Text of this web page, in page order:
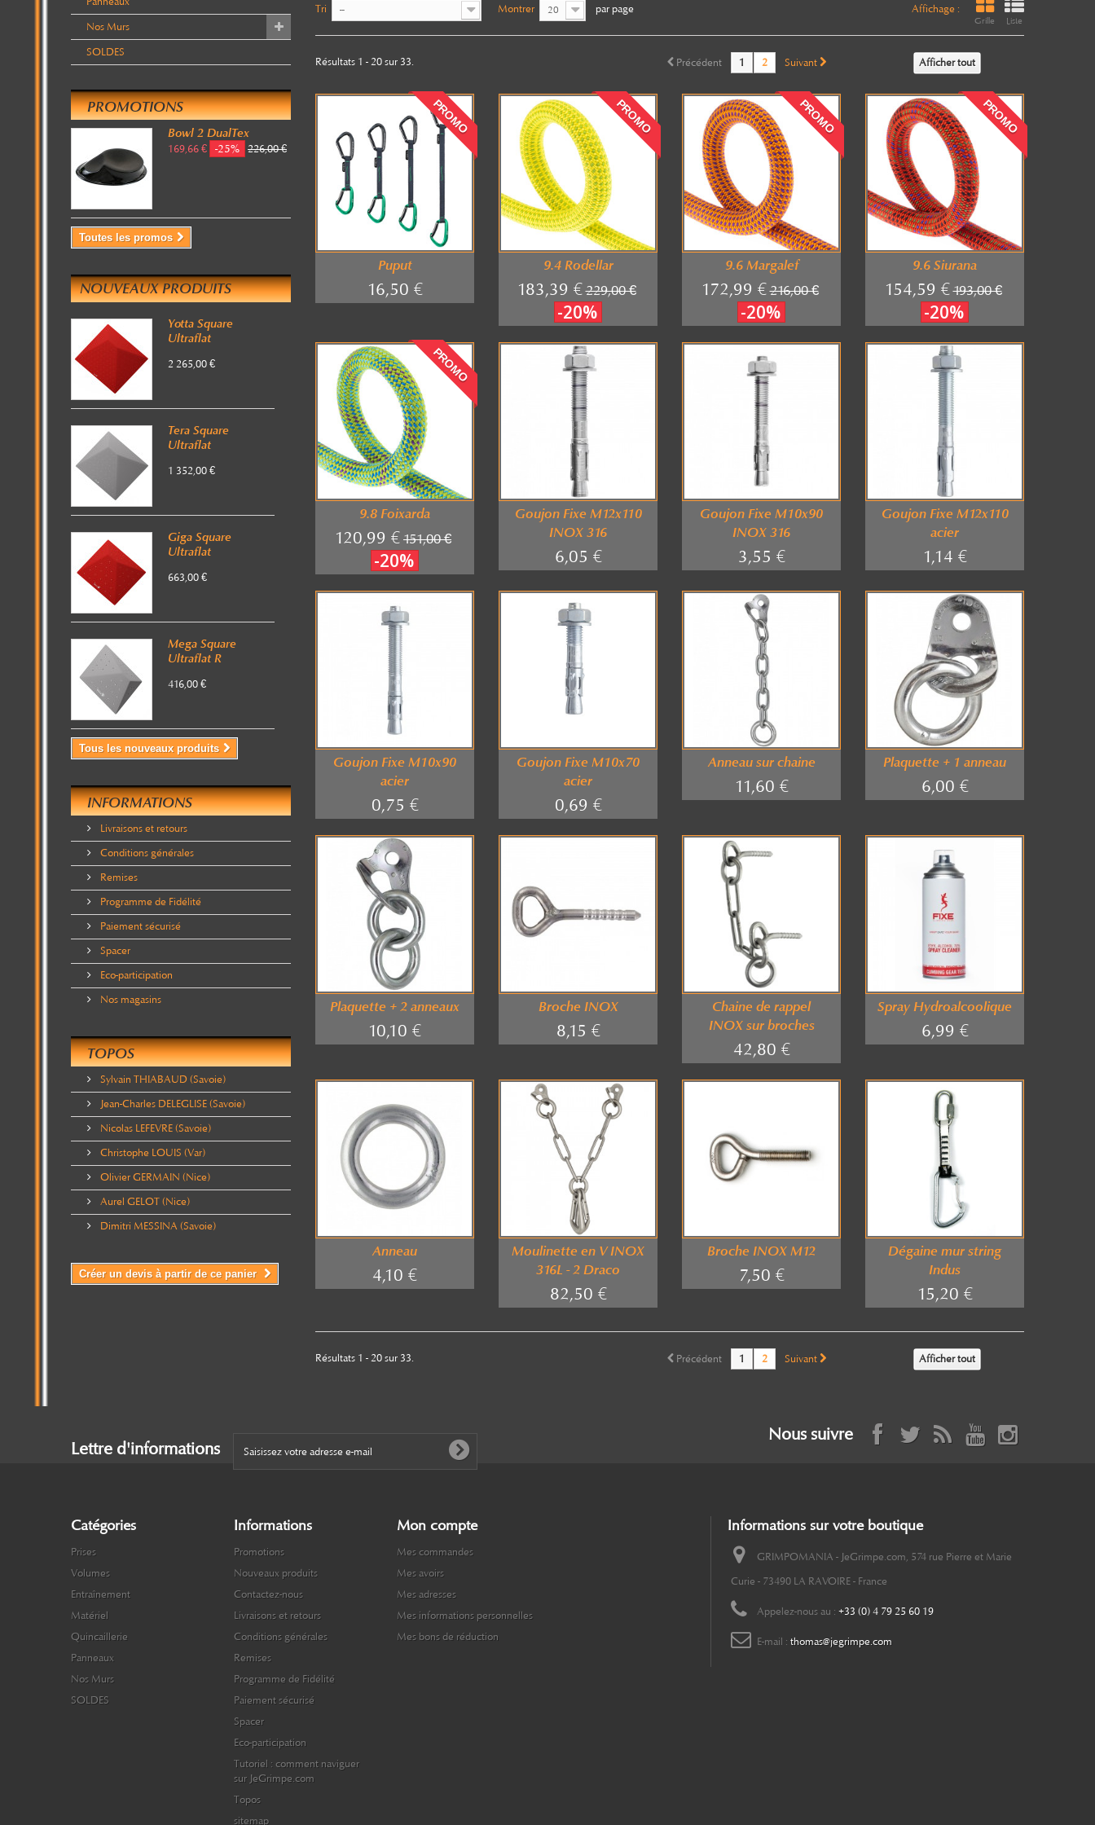
Nos Murs
SOLDES
PROMOTIONS
Bowl 2 DualTex
169,66 € -25% 226,00 €
Toutes les promos
NOUVEAUX PRODUITS
Yotta Square
Ultraflat
2 265,00 €
Tera Square
Ultraflat
1 352,00 €
Giga Square
Ultraflat
663,00 €
Mega Square
Ultraflat R
416,00 €
Tous les nouveaux produits
INFORMATIONS
Livraisons et retours
Conditions générales
Remises
Programme de Fidélité
Paiement sécurisé
Spacer
Eco-participation
Nos magasins
TOPOS
Sylvain THIABAUD (Savoie)
Jean-Charles DELEGLISE (Savoie)
Nicolas LEFEVRE (Savoie)
Christophe LOUIS (Var)
Olivier GERMAIN (Nice)
Aurel GELOT (Nice)
Dimitri MESSINA (Savoie)
Créer un devis à partir de ce panier
Affichage :
Grille Liste
Tri -- Montrer 20 par page
Afficher tout
Précédent 1 2 Suivant
Résultats 1 - 20 sur 33.
PROMO
Puput
16,50 €
PROMO
9.4 Rodellar
183,39 €229,00 €
-20%
PROMO
9.6 Margalef
172,99 €216,00 €
-20%
PROMO
9.6 Siurana
154,59 €193,00 €
-20%
PROMO
9.8 Foixarda
120,99 €151,00 €
-20%
Goujon Fixe M12x110
INOX 316
6,05 €
Goujon Fixe M10x90
INOX 316
3,55 €
Goujon Fixe M12x110
acier
1,14 €
Goujon Fixe M10x90
acier
0,75 €
Goujon Fixe M10x70
acier
0,69 €
Anneau sur chaine
11,60 €
Plaquette + 1 anneau
6,00 €
Plaquette + 2 anneaux
10,10 €
Broche INOX
8,15 €
Chaine de rappel
INOX sur broches
42,80 €
Spray Hydroalcoolique
6,99 €
Anneau
4,10 €
Moulinette en V INOX
316L - 2 Draco
82,50 €
Broche INOX M12
7,50 €
Dégaine mur string
Indus
15,20 €
Afficher tout
Précédent 1 2 Suivant
Résultats 1 - 20 sur 33.
Lettre d'informations
Nous suivre
Catégories
Prises
Volumes
Entraînement
Matériel
Quincaillerie
Panneaux
Nos Murs
SOLDES
Informations
Promotions
Nouveaux produits
Contactez-nous
Livraisons et retours
Conditions générales
Remises
Programme de Fidélité
Paiement sécurisé
Spacer
Eco-participation
Tutoriel : comment naviguer
sur JeGrimpe.com
Topos
sitemap
Mon compte
Mes commandes
Mes avoirs
Mes adresses
Mes informations personnelles
Mes bons de réduction
Informations sur votre boutique
GRIMPOMANIA - JeGrimpe.com, 574 rue Pierre et Marie
Curie - 73490 LA RAVOIRE - France
Appelez-nous au : +33 (0) 4 79 25 60 19
E-mail : thomas@jegrimpe.com